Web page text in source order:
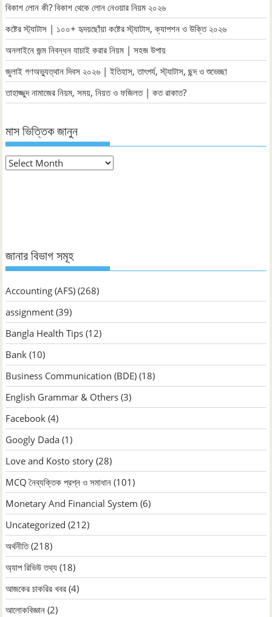
বিকাশ লোন কী? বিকাশ থেকে লোন নেওয়ার নিয়ম ২০২৬
কষ্টের স্ট্যাটাস | ১০০+ হৃদয়ছোঁয়া কষ্টের স্ট্যাটাস, ক্যাপশন ও উক্তি ২০২৬
অনলাইনে জন্ম নিবন্ধন যাচাই করার নিয়ম | সহজ উপায়
জুলাই গণঅভ্যুত্থান দিবস ২০২৬ | ইতিহাস, তাৎপর্য, স্ট্যাটাস, ছন্দ ও শুভেচ্ছা
তাহাজ্জুদ নামাজের নিয়ম, সময়, নিয়ত ও ফজিলত | কত রাকাত?
মাস ভিত্তিক জানুন
মাস
জানার বিভাগ সমূহ
Accounting (AFS) (268)
assignment (39)
Bangla Health Tips (12)
Bank (10)
Business Communication (BDE) (18)
English Grammar & Others (3)
Facebook (4)
Googly Dada (1)
Love and Kosto story (28)
MCQ নৈব্যক্তিক প্রশ্ন ও সমাধান (101)
Monetary And Financial System (6)
Uncategorized (212)
অর্থনীতি(218)
অ্যাপ রিভিউ তথ্য (18)
আজকের চাকরির খবর (4)
আলোকবিজ্ঞান (2)